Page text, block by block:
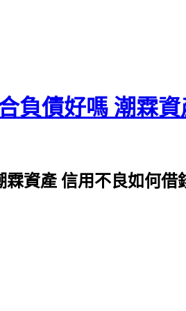
負債好嗎 潮霖
資產 信用不良如何借